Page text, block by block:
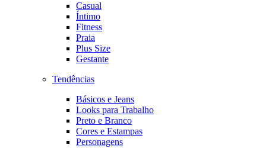
Casual
Íntimo
Fitness
Praia
Plus Size
Gestante
Tendências
Básicos e Jeans
Looks para Trabalho
Preto e Branco
Cores e Estampas
Personagens